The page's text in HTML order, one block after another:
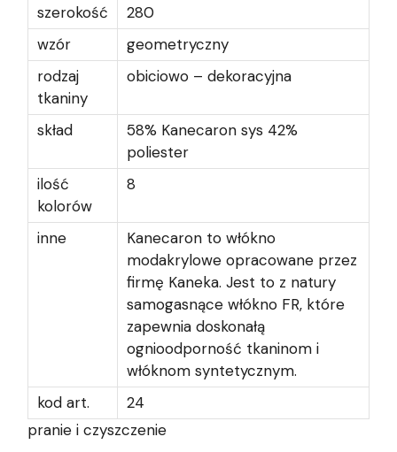
szerokość
280
wzór
geometryczny
rodzaj
tkaniny
obiciowo – dekoracyjna
skład
58% Kanecaron sys 42%
poliester
ilość
kolorów
8
inne
Kanecaron to włókno
modakrylowe opracowane przez
firmę Kaneka. Jest to z natury
samogasnące włókno FR, które
zapewnia doskonałą
ognioodporność tkaninom i
włóknom syntetycznym.
kod art.
24
pranie i czyszczenie